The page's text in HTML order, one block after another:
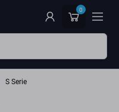
0
S Serie